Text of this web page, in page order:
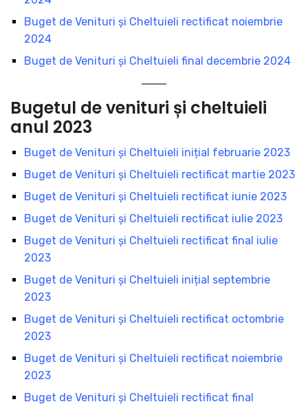
Buget de Venituri şi Cheltuieli rectificat noiembrie
2024
Buget de Venituri şi Cheltuieli final decembrie 2024
Bugetul de venituri și cheltuieli
anul 2023
Buget de Venituri şi Cheltuieli inițial februarie 2023
Buget de Venituri şi Cheltuieli rectificat martie 2023
Buget de Venituri şi Cheltuieli rectificat iunie 2023
Buget de Venituri şi Cheltuieli rectificat iulie 2023
Buget de Venituri şi Cheltuieli rectificat final iulie
2023
Buget de Venituri şi Cheltuieli inițial septembrie
2023
Buget de Venituri şi Cheltuieli rectificat octombrie
2023
Buget de Venituri şi Cheltuieli rectificat noiembrie
2023
Buget de Venituri şi Cheltuieli rectificat final